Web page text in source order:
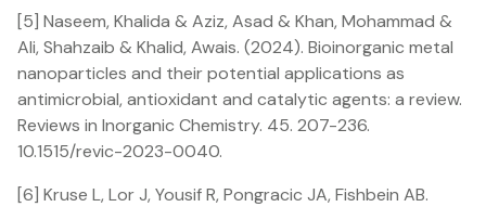
[5] Naseem, Khalida & Aziz, Asad & Khan, Mohammad &
Ali, Shahzaib & Khalid, Awais. (2024). Bioinorganic metal
nanoparticles and their potential applications as
antimicrobial, antioxidant and catalytic agents: a review.
Reviews in Inorganic Chemistry. 45. 207-236.
10.1515/revic-2023-0040.
[6] Kruse L, Lor J, Yousif R, Pongracic JA, Fishbein AB.